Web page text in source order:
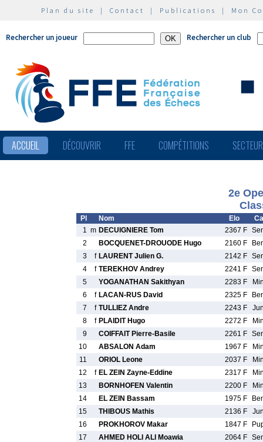
Plan du site | Contact | Publications | Mon
Rechercher un joueur Rechercher un club
ACCUEIL DÉCOUVRIR FFE COMPÉTITIONS
2e
Pl Nom Elo
1 m DECUIGNIERE Tom 2367 F
2
BOCQUENET-DROUODE Hugo 2160 F
3
f LAURENT Julien G. 2142 F
4
f TEREKHOV Andrey 2241 F
5
YOGANATHAN Sakithyan 2283 F
6
f LACAN-RUS David 2325 F
7
f TULLIEZ Andre 2243 F
8
f PLAIDIT Hugo 2272 F
9
COIFFAIT Pierre-Basile 2261 F
10
ABSALON Adam 1967 F
11
ORIOL Leone 2037 F
12
f EL ZEIN Zayne-Eddine 2317 F
13
BORNHOFEN Valentin 2200 F
14
EL ZEIN Bassam 1975 F
15
THIBOUS Mathis 2136 F
16
PROKHOROV Makar 1847 F
17
AHMED HOLI ALI Moawia 2064 F